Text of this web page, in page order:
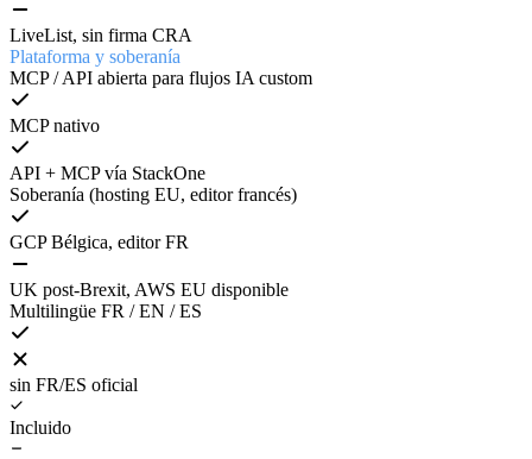
LiveList, sin firma CRA
Plataforma y soberanía
MCP / API abierta para flujos IA custom
MCP nativo
API + MCP vía StackOne
Soberanía (hosting EU, editor francés)
GCP Bélgica, editor FR
UK post-Brexit, AWS EU disponible
Multilingüe FR / EN / ES
sin FR/ES oficial
Incluido